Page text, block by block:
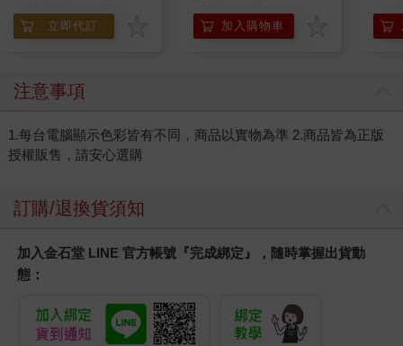
立即代訂 加入購物車
注意事項
1.每台電腦顯示色彩皆有不同，商品以實物為準 2.商品皆為正版
授權販售，請安心選購
訂購/退換貨須知
加入金石堂 LINE 官方帳號『完成綁定』，隨時掌握出貨動
態：